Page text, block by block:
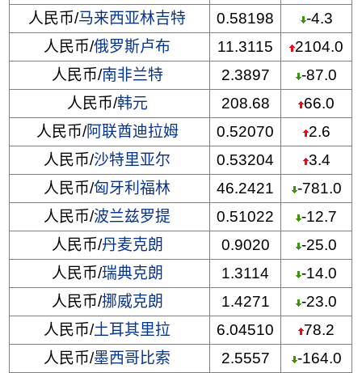
人民币/马来西亚林吉特 0.58198
-4.3
人民币/俄罗斯卢布 11.3115
2104.0
人民币/南非兰特 2.3897
-87.0
人民币/韩元 208.68
66.0
人民币/阿联酋迪拉姆 0.52070
2.6
人民币/沙特里亚尔 0.53204
3.4
人民币/匈牙利福林 46.2421
-781.0
人民币/波兰兹罗提 0.51022
-12.7
人民币/丹麦克朗 0.9020
-25.0
人民币/瑞典克朗 1.3114
-14.0
人民币/挪威克朗 1.4271
-23.0
人民币/土耳其里拉 6.04510
78.2
人民币/墨西哥比索 2.5557
-164.0